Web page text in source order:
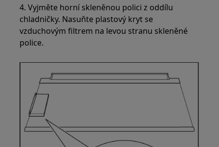
4. Vyjměte horní skleněnou polici z oddílu
chladničky. Nasuňte plastový kryt se
vzduchovým filtrem na levou stranu skleněné
police.